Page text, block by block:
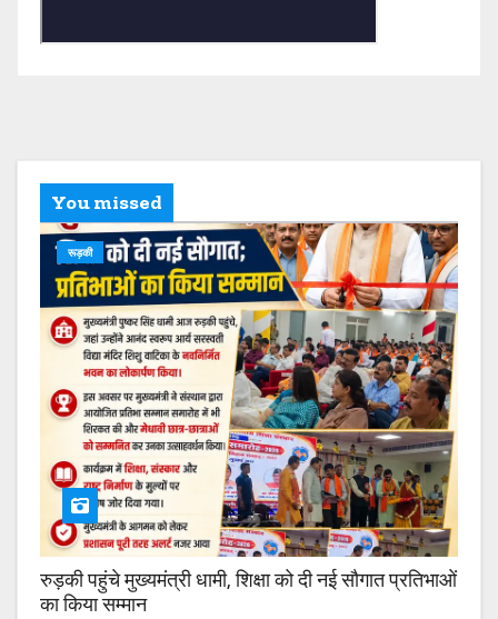
You missed
रूड़की
रुड़की पहुंचे मुख्यमंत्री धामी, शिक्षा को दी नई सौगात प्रतिभाओं
का किया सम्मान